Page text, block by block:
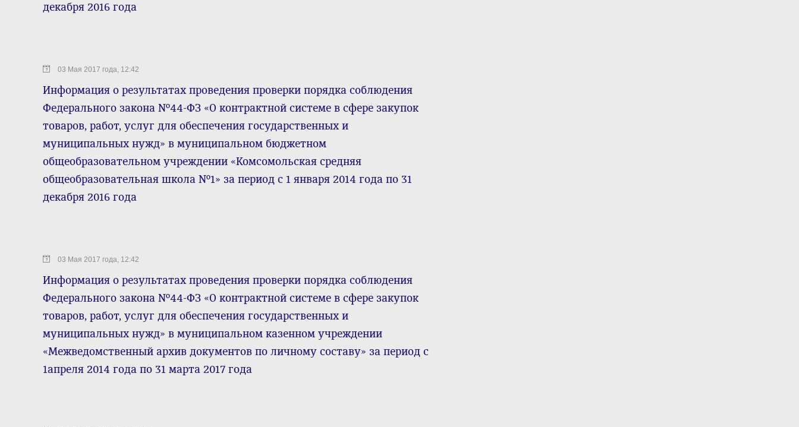
декабря 2016 года
03 Мая 2017 года, 12:42
Информация о результатах проведения проверки порядка соблюдения
Федерального закона №44-ФЗ «О контрактной системе в сфере закупок
товаров, работ, услуг для обеспечения государственных и
муниципальных нужд» в муниципальном бюджетном
общеобразовательном учреждении «Комсомольская средняя
общеобразовательная школа №1» за период с 1 января 2014 года по 31
декабря 2016 года
03 Мая 2017 года, 12:42
Информация о результатах проведения проверки порядка соблюдения
Федерального закона №44-ФЗ «О контрактной системе в сфере закупок
товаров, работ, услуг для обеспечения государственных и
муниципальных нужд» в муниципальном казенном учреждении
«Межведомственный архив документов по личному составу» за период с
1апреля 2014 года по 31 марта 2017 года